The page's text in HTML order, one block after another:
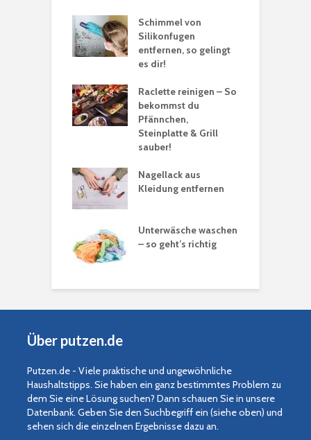
Schimmel von
Silikonfugen
entfernen, so gelingt
es dir!
Raclette reinigen – So
bekommst du
Pfännchen,
Steinplatte & Grill
sauber!
Nagellack aus
Kleidung entfernen
Unterwäsche waschen
– so geht’s richtig
Über putzen.de
Putzen.de - Viele praktische und ungewöhnliche
Haushaltstipps. Sie haben ein ganz bestimmtes Problem zu
dem Sie eine Lösung suchen? Dann schauen Sie in unsere
Datenbank. Geben Sie den Suchbegriff ein (siehe oben) und
sehen sich die einzelnen Ergebnisse dazu an.